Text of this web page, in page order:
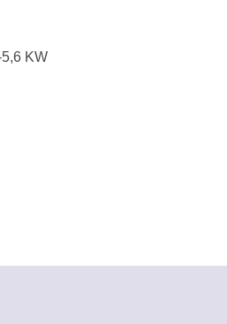
KW